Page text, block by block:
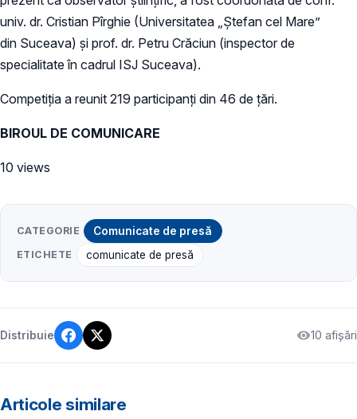
univ. dr. Cristian Pîrghie (Universitatea „Ştefan cel Mare”
din Suceava) și prof. dr. Petru Crăciun (inspector de
specialitate în cadrul ISJ Suceava).
Competiția a reunit 219 participanți din 46 de țări.
BIROUL DE COMUNICARE
10 views
CATEGORIE Comunicate de presă
ETICHETE comunicate de presă
Distribuie 10 afișări
Articole similare